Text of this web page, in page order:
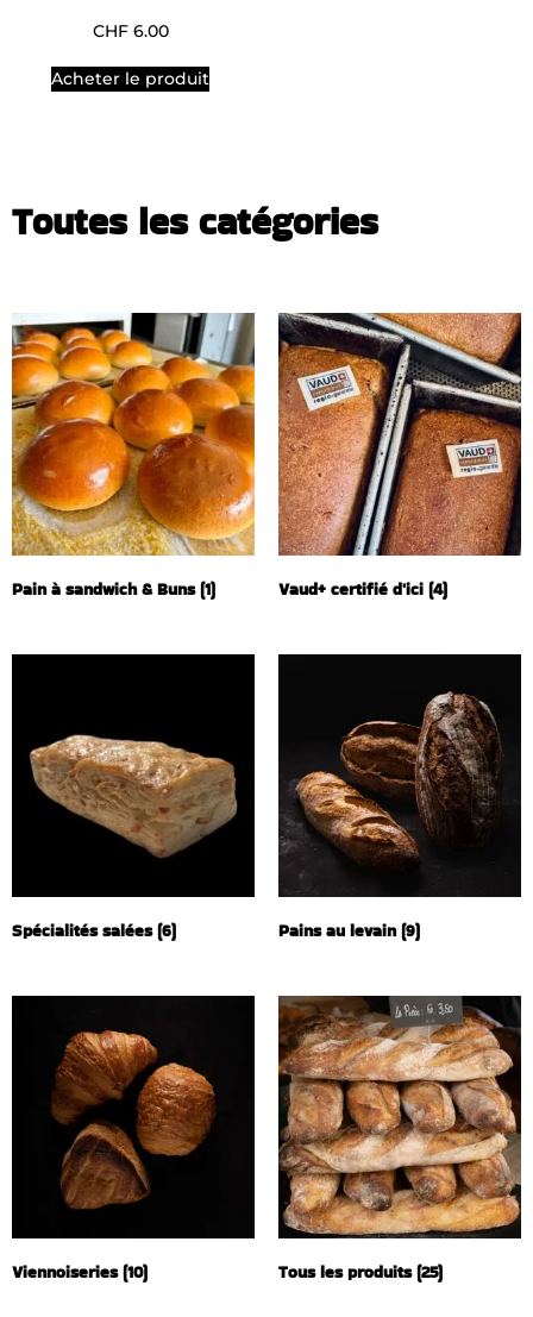
CHF6.00
Acheter le produit
Toutes les catégories
Pain à sandwich & Buns(1) Vaud+ certifié d'ici (4)
Spécialités salées(6) Pains au levain(9)
Viennoiseries(10) Tous les produits(25)